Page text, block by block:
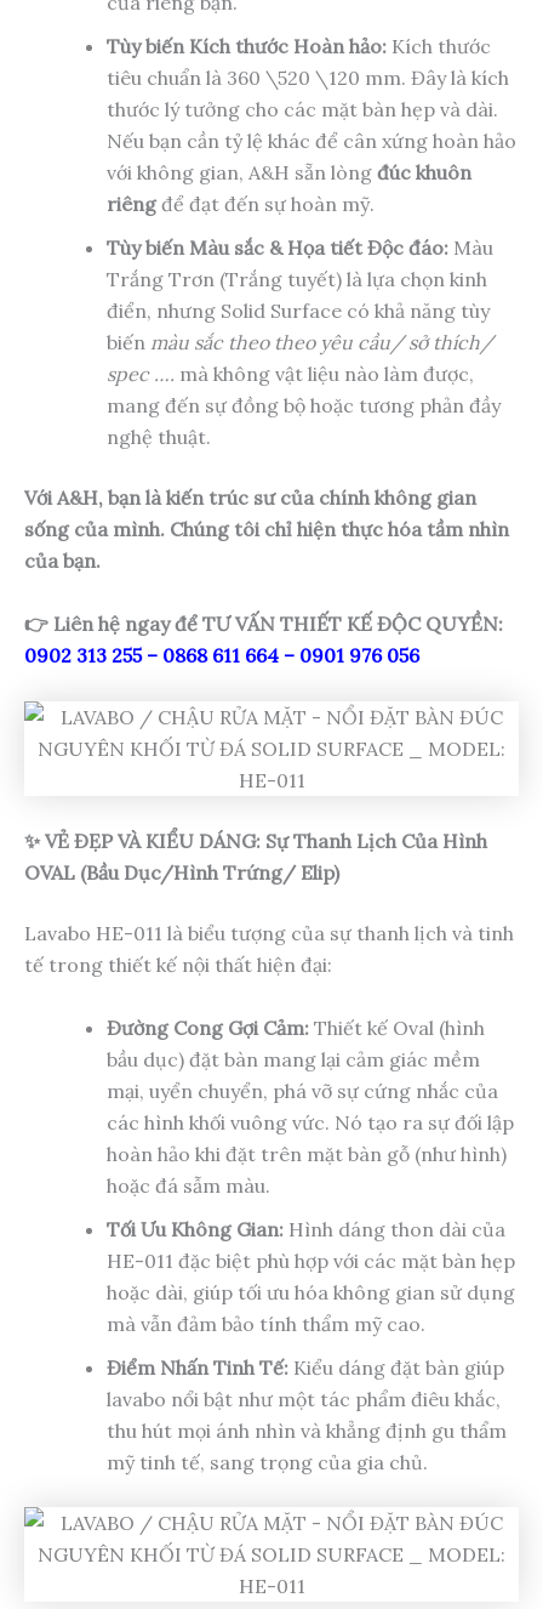
Tùy biến Kích thước Hoàn hảo: Kích thước
tiêu chuẩn là 360 \520 \120 mm. Đây là kích
thước lý tưởng cho các mặt bàn hẹp và dài.
Nếu bạn cần tỷ lệ khác để cân xứng hoàn hảo
với không gian, A&H sẵn lòng đúc khuôn
riêngđể đạt đến sự hoàn mỹ.
Tùy biến Màu sắc & Họa tiết Độc đáo: Màu
Trắng Trơn (Trắng tuyết) là lựa chọn kinh
điển, nhưng Solid Surface có khả năng tùy
biến màu sắc theo theo yêu cầu/ sở thích/
spec …. mà không vật liệu nào làm được,
mang đến sự đồng bộ hoặc tương phản đầy
nghệ thuật.
Với A&H, bạn là kiến trúc sư của chính không gian
sống của mình. Chúng tôi chỉ hiện thực hóa tầm nhìn
của bạn.
👉 Liên hệ ngay để TƯ VẤN THIẾT KẾ ĐỘC QUYỀN:
0902 313 255 – 0868 611 664 – 0901 976 056
✨ VẺ ĐẸP VÀ KIỂU DÁNG: Sự Thanh Lịch Của Hình
OVAL (Bầu Dục/Hình Trứng/ Elip)
Lavabo HE-011 là biểu tượng của sự thanh lịch và tinh
tế trong thiết kế nội thất hiện đại:
Đường Cong Gợi Cảm: Thiết kế Oval (hình
bầu dục) đặt bàn mang lại cảm giác mềm
mại, uyển chuyển, phá vỡ sự cứng nhắc của
các hình khối vuông vức. Nó tạo ra sự đối lập
hoàn hảo khi đặt trên mặt bàn gỗ (như hình)
hoặc đá sẫm màu.
Tối Ưu Không Gian: Hình dáng thon dài của
HE-011 đặc biệt phù hợp với các mặt bàn hẹp
hoặc dài, giúp tối ưu hóa không gian sử dụng
mà vẫn đảm bảo tính thẩm mỹ cao.
Điểm Nhấn Tinh Tế: Kiểu dáng đặt bàn giúp
lavabo nổi bật như một tác phẩm điêu khắc,
thu hút mọi ánh nhìn và khẳng định gu thẩm
mỹ tinh tế, sang trọng của gia chủ.